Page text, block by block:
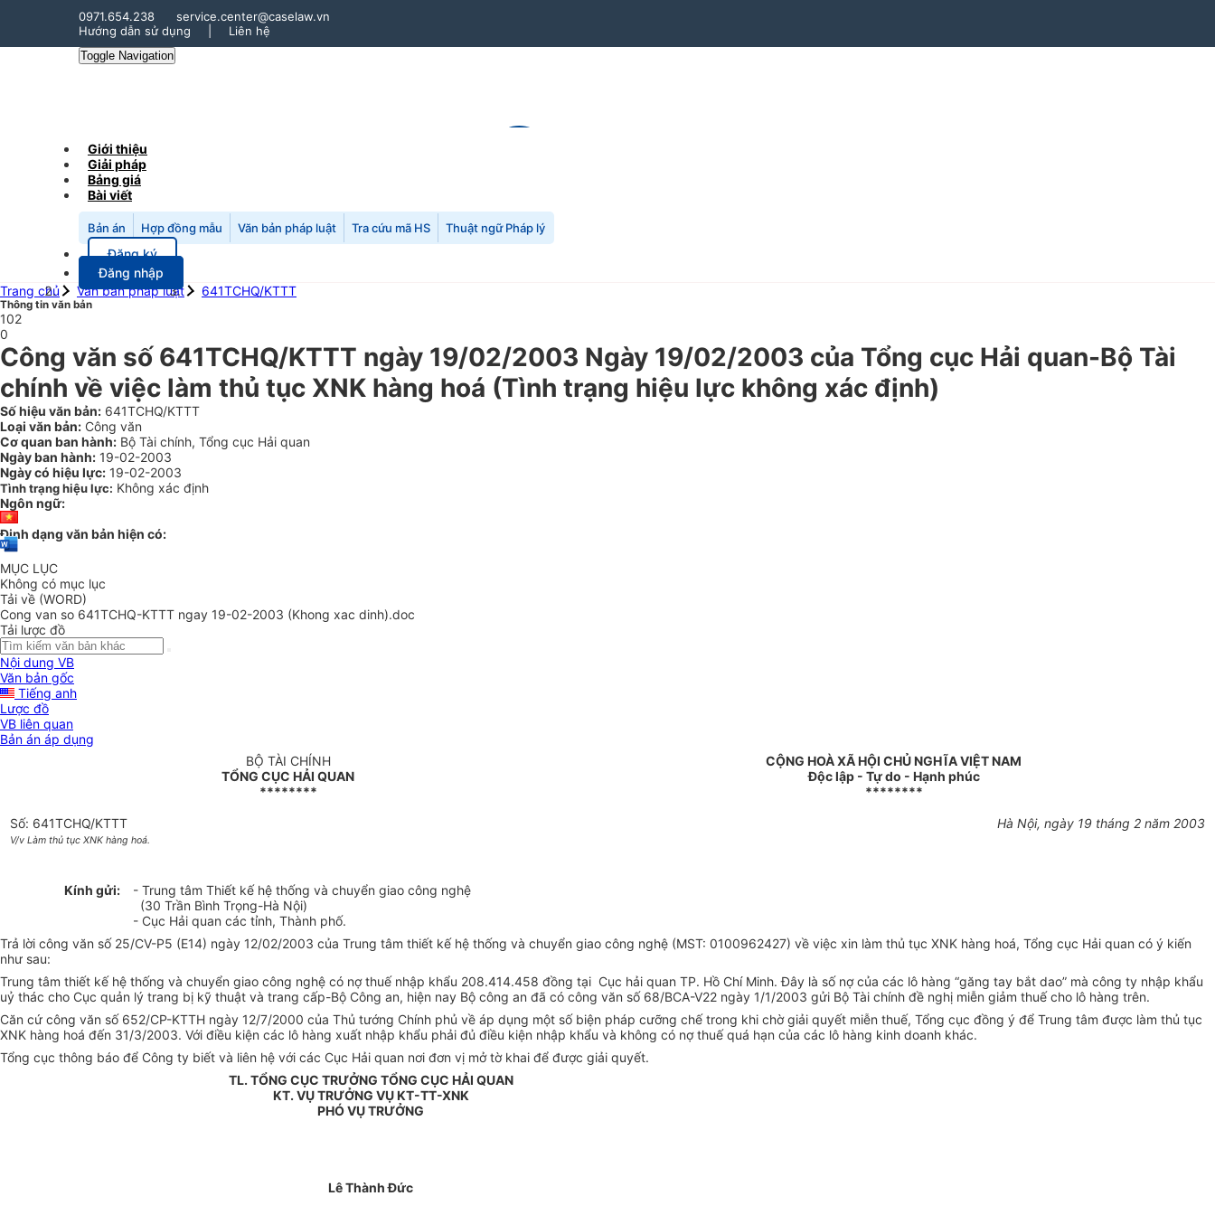
0971.654.238
service.center@caselaw.vn
Hướng dẫn sử dụng
Liên hệ
Toggle Navigation
Giới thiệu
Giải pháp
Bảng giá
Bài viết
Bản án Hợp đồng mẫu Văn bản pháp luật Tra cứu mã HS Thuật ngữ Pháp lý
Đăng ký
Đăng nhập
Trang chủ
Văn bản pháp luật 641TCHQ/KTTT
Thông tin văn bản
102
0
Công văn số 641TCHQ/KTTT ngày 19/02/2003 Ngày 19/02/2003 của Tổng cục Hải quan-Bộ Tài
chính về việc làm thủ tục XNK hàng hoá (Tình trạng hiệu lực không xác định)
Số hiệu văn bản: 641TCHQ/KTTT
Loại văn bản: Công văn
Cơ quan ban hành: Bộ Tài chính, Tổng cục Hải quan
Ngày ban hành: 19-02-2003
Ngày có hiệu lực: 19-02-2003
Tình trạng hiệu lực: Không xác định
Ngôn ngữ:
Định dạng văn bản hiện có:
MỤC LỤC
Không có mục lục
Tải về (WORD)
Cong van so 641TCHQ-KTTT ngay 19-02-2003 (Khong xac dinh).doc
Tải lược đồ
Nội dung VB
Văn bản gốc
Tiếng anh
Lược đồ
VB liên quan
Bản án áp dụng
BỘ TÀI CHÍNH
TỔNG CỤC HẢI QUAN
********
CỘNG HOÀ XÃ HỘI CHỦ NGHĨA VIỆT NAM
Độc lập - Tự do - Hạnh phúc
********
Số: 641TCHQ/KTTT
V/v Làm thủ tục XNK hàng hoá.
Hà Nội, ngày 19 tháng 2 năm 2003
Kính gửi:
- Trung tâm Thiết kế hệ thống và chuyển giao công nghệ
(30 Trần Bình Trọng-Hà Nội)
- Cục Hải quan các tỉnh, Thành phố.
Trả lời công văn số 25/CV-P5 (E14) ngày 12/02/2003 của Trung tâm thiết kế hệ thống và chuyển giao công nghệ (MST: 0100962427) về việc xin làm thủ tục XNK hàng hoá, Tổng cục Hải quan có ý kiến
như sau:
Trung tâm thiết kế hệ thống và chuyển giao công nghệ có nợ thuế nhập khẩu 208.414.458 đồng tại Cục hải quan TP. Hồ Chí Minh. Đây là số nợ của các lô hàng “găng tay bắt dao” mà công ty nhập khẩu
uỷ thác cho Cục quản lý trang bị kỹ thuật và trang cấp-Bộ Công an, hiện nay Bộ công an đã có công văn số 68/BCA-V22 ngày 1/1/2003 gửi Bộ Tài chính đề nghị miễn giảm thuế cho lô hàng trên.
Căn cứ công văn số 652/CP-KTTH ngày 12/7/2000 của Thủ tướng Chính phủ về áp dụng một số biện pháp cưỡng chế trong khi chờ giải quyết miễn thuế, Tổng cục đồng ý để Trung tâm được làm thủ tục
XNK hàng hoá đến 31/3/2003. Với điều kiện các lô hàng xuất nhập khẩu phải đủ điều kiện nhập khẩu và không có nợ thuế quá hạn của các lô hàng kinh doanh khác.
Tổng cục thông báo để Công ty biết và liên hệ với các Cục Hải quan nơi đơn vị mở tờ khai để được giải quyết.
TL. TỔNG CỤC TRƯỞNG TỔNG CỤC HẢI QUAN
KT. VỤ TRƯỞNG VỤ KT-TT-XNK
PHÓ VỤ TRƯỞNG
Lê Thành Đức